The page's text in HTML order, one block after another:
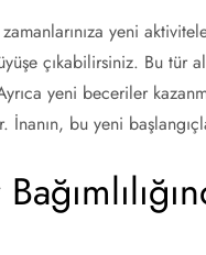
zamanlarınıza yeni
çıkabilirsiniz. Bu tür
yeni beceriler
İnanın, bu yeni